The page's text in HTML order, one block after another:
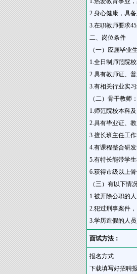
2.身心健康，具
3.在职教师要求
二、岗位条件
（一）应届毕业生
1.全日制师范院
2.具有教师证、
3.有相关行业实
（二）骨干教师：
1.师范院校本科及
2.具有毕业证、
3.擅长班主任工作
4.有课程整合研
5.有特长能带学
6.获得市级以上
（三）有以下情
1.被开除公职的人
2.犯过刑事案件
3.学历造假的人员
面试方法：
报名方式
下载填写好招聘